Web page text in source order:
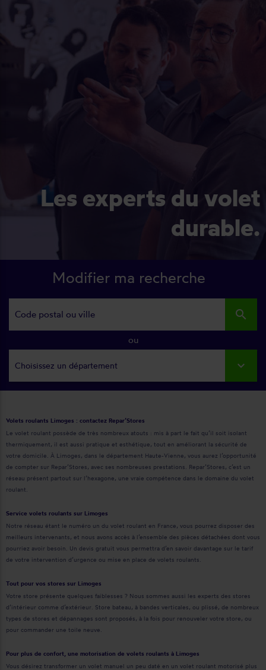
Les experts du volet
durable.
Modifier ma recherche
search
ou
Choisissez un département
Volets roulants Limoges : contactez Repar’Stores
Le volet roulant possède de très nombreux atouts : mis à part le fait qu’il soit isolant
thermiquement, il est aussi pratique et esthétique, tout en améliorant la sécurité de
votre domicile. À Limoges, dans le département Haute-Vienne, vous aurez l’opportunité
de compter sur Repar’Stores, avec ses nombreuses prestations. Repar’Stores, c’est un
réseau présent partout sur l’hexagone, une vraie compétence dans le domaine du volet
roulant.
Service volets roulants sur Limoges
Notre réseau étant le numéro un du volet roulant en France, vous pourrez disposer des
meilleurs intervenants, et nous avons accès à l’ensemble des pièces détachées dont vous
pourriez avoir besoin. Un devis gratuit vous permettra d’en savoir davantage sur le tarif
de votre intervention d’urgence ou mise en place de volets roulants.
Tout pour vos stores sur Limoges
Votre store présente quelques faiblesses ? Nous sommes aussi les experts des stores
d’intérieur comme d’extérieur. Store bateau, à bandes verticales, ou plissé, de nombreux
types de stores et dépannages sont proposés, à la fois pour renouveler votre store, ou
pour commander une toile neuve.
Pour plus de confort, une motorisation de volets roulants à Limoges
Vous désirez transformer un volet manuel un peu daté en un volet roulant motorisé plus